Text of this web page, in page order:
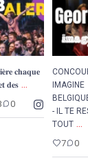
𝐜𝐡𝐚𝐪𝐮𝐞
𝐝𝐞𝐬 ...
0
IMAGINE
- IL TE
TOUT ...
7 0